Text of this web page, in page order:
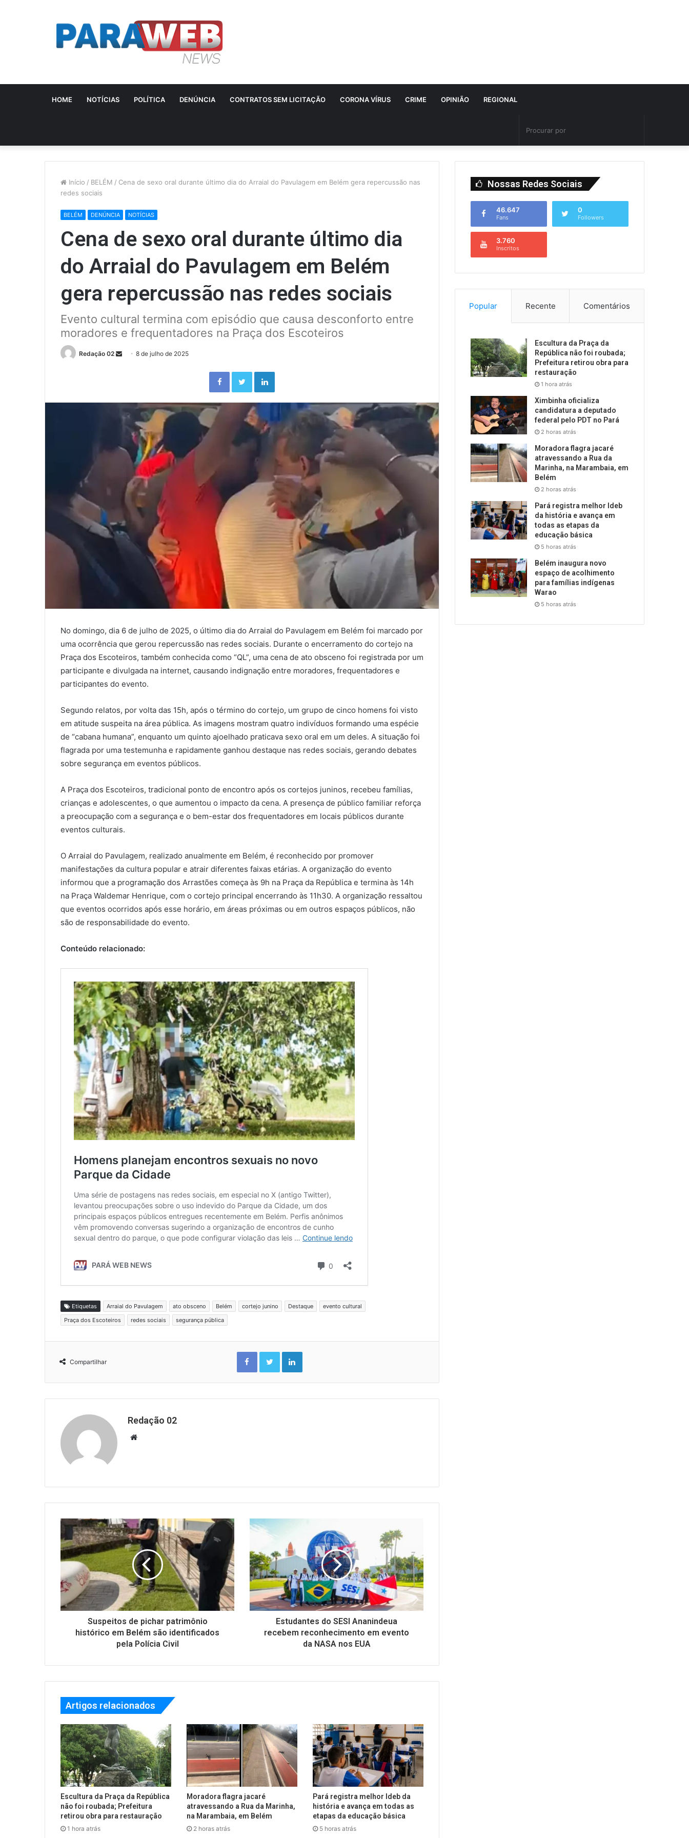
HOME NOTÍCIAS POLÍTICA DENÚNCIA CONTRATOS SEM LICITAÇÃO CORONA VÍRUS CRIME OPINIÃO REGIONAL
Início / BELÉM / Cena de sexo oral durante último dia do Arraial do Pavulagem em Belém gera repercussão nas
redes sociais
BELÉM DENÚNCIA NOTÍCIAS
Cena de sexo oral durante último dia
do Arraial do Pavulagem em Belém
gera repercussão nas redes sociais
Evento cultural termina com episódio que causa desconforto entre
moradores e frequentadores na Praça dos Escoteiros
Redação 02
Send8 de julho de 2025
FacebookTwitterLinkedin
No domingo, dia 6 de julho de 2025, o último dia do Arraial do Pavulagem em Belém foi marcado por
uma ocorrência que gerou repercussão nas redes sociais. Durante o encerramento do cortejo na
Praça dos Escoteiros, também conhecida como “QL”, uma cena de ato obsceno foi registrada por um
participante e divulgada na internet, causando indignação entre moradores, frequentadores e
participantes do evento.
Segundo relatos, por volta das 15h, após o término do cortejo, um grupo de cinco homens foi visto
em atitude suspeita na área pública. As imagens mostram quatro indivíduos formando uma espécie
de “cabana humana”, enquanto um quinto ajoelhado praticava sexo oral em um deles. A situação foi
flagrada por uma testemunha e rapidamente ganhou destaque nas redes sociais, gerando debates
sobre segurança em eventos públicos.
A Praça dos Escoteiros, tradicional ponto de encontro após os cortejos juninos, recebeu famílias,
crianças e adolescentes, o que aumentou o impacto da cena. A presença de público familiar reforça
a preocupação com a segurança e o bem-estar dos frequentadores em locais públicos durante
eventos culturais.
O Arraial do Pavulagem, realizado anualmente em Belém, é reconhecido por promover
manifestações da cultura popular e atrair diferentes faixas etárias. A organização do evento
informou que a programação dos Arrastões começa às 9h na Praça da República e termina às 14h
na Praça Waldemar Henrique, com o cortejo principal encerrando às 11h30. A organização ressaltou
que eventos ocorridos após esse horário, em áreas próximas ou em outros espaços públicos, não
são de responsabilidade do evento.
Conteúdo relacionado:
Etiquetas Arraial do Pavulagem ato obsceno Belém cortejo junino Destaque
evento cultural
Praça dos Escoteiros
redes sociais segurança pública
Compartilhar
FacebookTwitterLinkedin
Redação 02
Website
Suspeitos de pichar patrimônio
histórico em Belém são identificados
pela Polícia Civil
Estudantes do SESI Ananindeua
recebem reconhecimento em evento
da NASA nos EUA
Artigos relacionados
Escultura da Praça da República
não foi roubada; Prefeitura
retirou obra para restauração
1 hora atrás
Moradora flagra jacaré
atravessando a Rua da Marinha,
na Marambaia, em Belém
2 horas atrás
Pará registra melhor Ideb da
história e avança em todas as
etapas da educação básica
5 horas atrás
Nossas Redes Sociais
46.647
Fans
0
Followers
3.760
Inscritos
Popular Recente Comentários
Escultura da Praça da
República não foi roubada;
Prefeitura retirou obra para
restauração
1 hora atrás
Ximbinha oficializa
candidatura a deputado
federal pelo PDT no Pará
2 horas atrás
Moradora flagra jacaré
atravessando a Rua da
Marinha, na Marambaia, em
Belém
2 horas atrás
Pará registra melhor Ideb
da história e avança em
todas as etapas da
educação básica
5 horas atrás
Belém inaugura novo
espaço de acolhimento
para famílias indígenas
Warao
5 horas atrás